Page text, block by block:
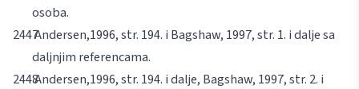
osoba.
Andersen,1996, str. 194. i Bagshaw, 1997, str. 1. i dalje sa
daljnjim referencama.
Andersen,1996, str. 194. i dalje, Bagshaw, 1997, str. 2. i